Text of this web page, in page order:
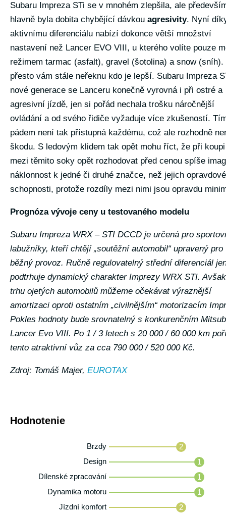
Subaru Impreza STi se v mnohém zlepšila, ale
hlavně byla dobita chybějící dávkou agresivity. Nyní
aktivnímu diferenciálu nabízí dokonce větší množství
nastavení než Lancer EVO VIII, u kterého volíte pouze
režimem tarmac (asfalt), gravel (šotolina) a snow (sníh).
přesto vám stále neřeknu kdo je lepší. Subaru Impreza
nové generace se Lanceru konečně vyrovná i při ostré a
agresivní jízdě, jen si pořád nechala trošku náročnější
ovládání a od svého řidiče vyžaduje více zkušeností.
pádem není tak přístupná každému, což ale rozhodně
škodu. S ledovým klidem tak opět mohu říct, že při
mezi těmito soky opět rozhodovat před cenou spíše
náklonnost k jedné či druhé značce, než jejich opravdové
schopnosti, protože rozdíly mezi nimi jsou opravdu
Prognóza vývoje ceny u testovaného modelu
Subaru Impreza WRX – STI DCCD je určená pro
labužníky, kteří chtějí „soutěžní automobil“ upravený pro
běžný provoz. Ručně regulovatelný střední diferenciál
podtrhuje dynamický charakter Imprezy WRX STI.
trhu ojetých automobilů můžeme očekávat výraznější
amortizaci oproti ostatním „civilnějším“ motorizacím
Pokles hodnoty bude srovnatelný s konkurenčním
Lancer Evo VIII. Po 1 / 3 letech s 20 000 / 60 000 km
tento atraktivní vůz za cca 790 000 / 520 000 Kč.
Zdroj: Tomáš Majer, EUROTAX
Hodnotenie
Brzdy
2
Design
1
Dílenské zpracování
1
Dynamika motoru
1
Jízdní komfort
2